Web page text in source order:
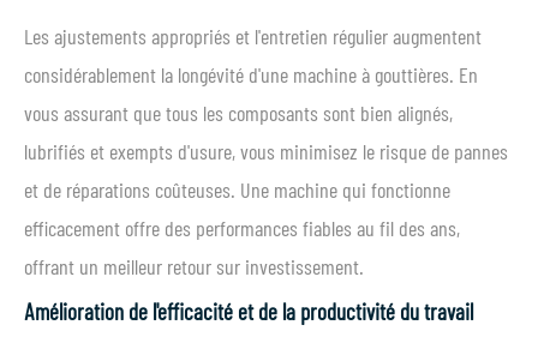
Les ajustements appropriés et l'entretien régulier augmentent
considérablement la longévité d'une machine à gouttières. En
vous assurant que tous les composants sont bien alignés,
lubrifiés et exempts d'usure, vous minimisez le risque de pannes
et de réparations coûteuses. Une machine qui fonctionne
efficacement offre des performances fiables au fil des ans,
offrant un meilleur retour sur investissement.
Amélioration de l'efficacité et de la productivité du travail